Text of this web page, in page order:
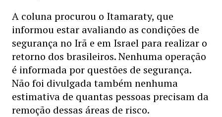
A coluna procurou o Itamaraty, que
informou estar avaliando as condições de
segurança no Irã e em Israel para realizar o
retorno dos brasileiros. Nenhuma operação
é informada por questões de segurança.
Não foi divulgada também nenhuma
estimativa de quantas pessoas precisam da
remoção dessas áreas de risco.